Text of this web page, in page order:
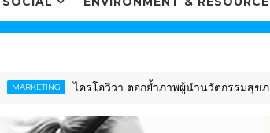
ไครโอวิวา ตอกย้ำภาพผู้นำนวัตกรรมสุขภาพ ปักธ